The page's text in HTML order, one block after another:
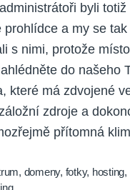
byli totiž
prohlídce a my se tak
s nimi, protože
do našeho
které má zdvojené
zdroje a
přítomná
, domeny, fotky, hosting,